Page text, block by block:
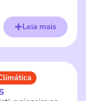
Leia mais